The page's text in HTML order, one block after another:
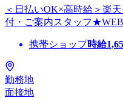
＜日払いOK×高時給＞楽
付・ご案内スタッフ
携帯ショップ時給
勤務地
面接地